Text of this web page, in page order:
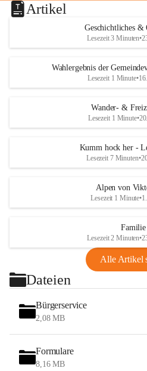
Artikel
Geschichtliches &
Lesezeit 3 Minuten•
Wahlergebnis der
Lesezeit 1 Minute•
Wander- &
Lesezeit 1 Minute•
Kumm hock her -
Lesezeit 7 Minuten•
Alpen von
Lesezeit 1 Minute•
Familie
Lesezeit 2 Minuten•
Alle Artikel
Dateien
Bürgerservice
2,08 MB
Formulare
8,16 MB